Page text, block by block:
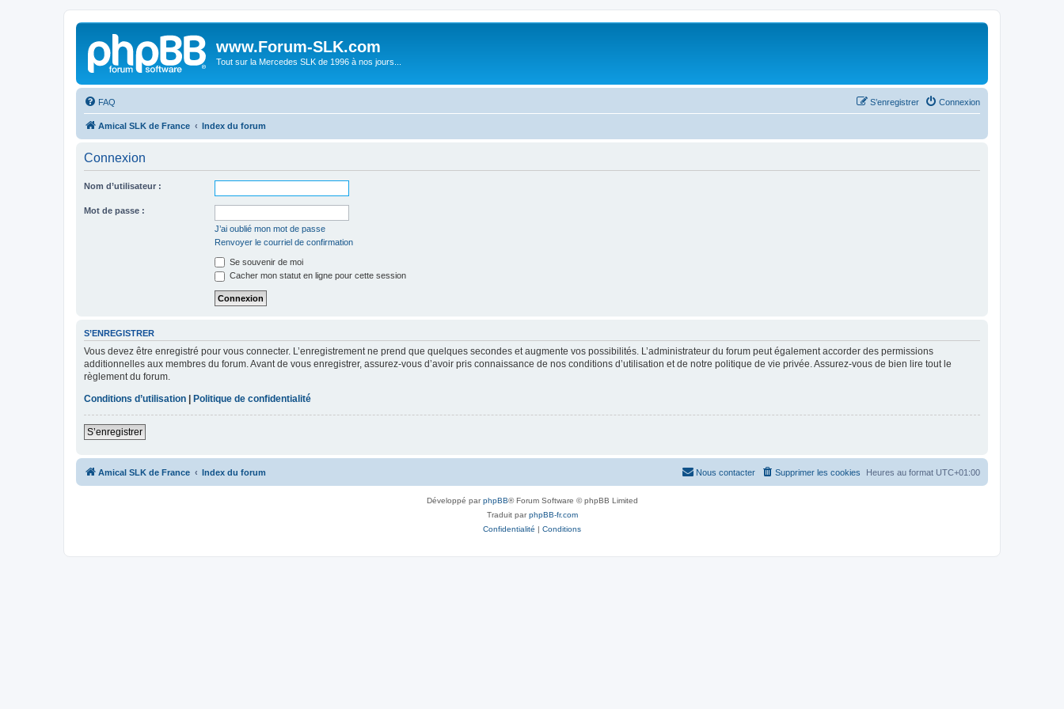
www.Forum-SLK.com
Tout sur la Mercedes SLK de 1996 à nos jours...
FAQ Connexion
S’enregistrer
Amical SLK de France Index du forum
Connexion
Nom d’utilisateur :
Mot de passe :
J’ai oublié mon mot de passe
Renvoyer le courriel de confirmation
Se souvenir de moi
Cacher mon statut en ligne pour cette session
S’ENREGISTRER
Vous devez être enregistré pour vous connecter. L’enregistrement ne prend que quelques secondes et augmente vos possibilités. L’administrateur du forum peut également accorder des permissions
additionnelles aux membres du forum. Avant de vous enregistrer, assurez-vous d’avoir pris connaissance de nos conditions d’utilisation et de notre politique de vie privée. Assurez-vous de bien lire tout le
règlement du forum.
Conditions d’utilisation
Politique de confidentialité
S’enregistrer
Amical SLK de France Index du forum Heures au format UTC+01:00
Supprimer les cookies
Nous contacter
Développé parphpBB® Forum Software © phpBB Limited
Traduit parphpBB-fr.com
Confidentialité | Conditions